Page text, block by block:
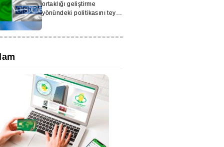
ortaklığı geliştirme
yönündeki politikasını teyit